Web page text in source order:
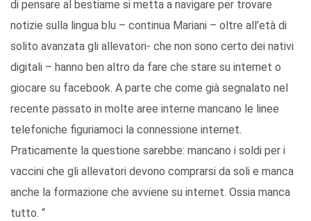
di pensare al bestiame si metta a navigare per trovare
notizie sulla lingua blu – continua Mariani – oltre all’età di
solito avanzata gli allevatori- che non sono certo dei nativi
digitali – hanno ben altro da fare che stare su internet o
giocare su facebook. A parte che come già segnalato nel
recente passato in molte aree interne mancano le linee
telefoniche figuriamoci la connessione internet.
Praticamente la questione sarebbe: mancano i soldi per i
vaccini che gli allevatori devono comprarsi da soli e manca
anche la formazione che avviene su internet. Ossia manca
tutto. “